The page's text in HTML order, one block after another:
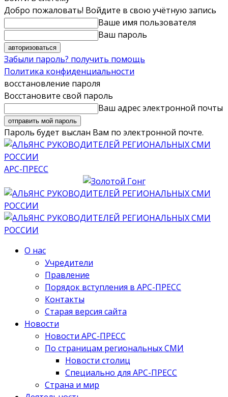
Добро пожаловать! Войдите в свою учётную запись
Ваше имя пользователя
Ваш пароль
Забыли пароль? получить помощь
Политика конфиденциальности
восстановление пароля
Восстановите свой пароль
Ваш адрес электронной почты
Пароль будет выслан Вам по электронной почте.
АРС-ПРЕСС
О нас
Учредители
Правление
Порядок вступления в АРС-ПРЕСС
Контакты
Старая версия сайта
Новости
Новости АРС-ПРЕСС
По страницам региональных СМИ
Новости столиц
Специально для АРС-ПРЕСС
Страна и мир